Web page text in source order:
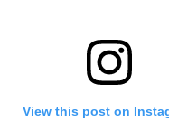
View this post on